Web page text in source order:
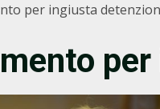
per ingiusta